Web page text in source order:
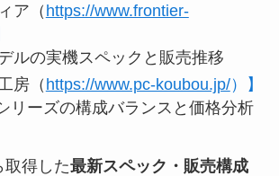
ア（ https://www.frontier-
ルの実機スペックと販売推移
房（ https://www.pc-koubou.jp/）】
ーズの構成バランスと価格分析
得した最新スペック・販売構成